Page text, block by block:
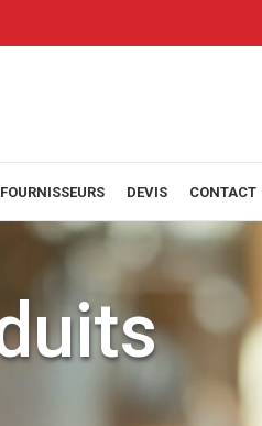
FOURNISSEURS DEVIS CONTACT